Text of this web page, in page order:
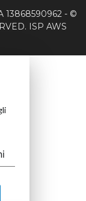
13868590962 - ©
ISP AWS